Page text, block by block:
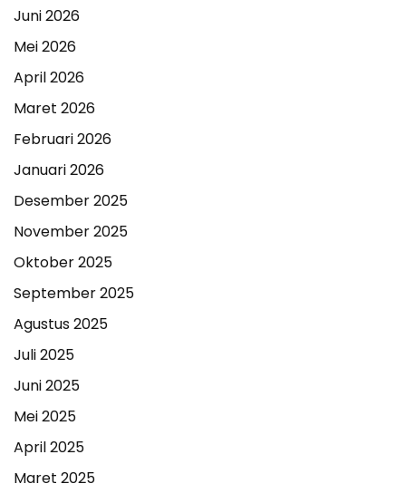
Juni 2026
Mei 2026
April 2026
Maret 2026
Februari 2026
Januari 2026
Desember 2025
November 2025
Oktober 2025
September 2025
Agustus 2025
Juli 2025
Juni 2025
Mei 2025
April 2025
Maret 2025